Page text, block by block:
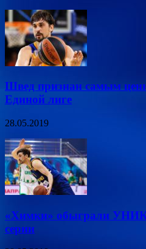
Швед признан самым
Единой лиге
28.05.2019
«Химки» обыграли
серии